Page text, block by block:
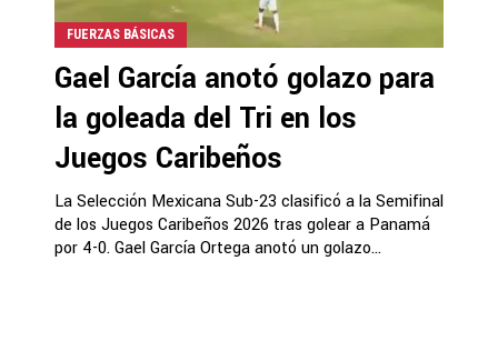
FUERZAS BÁSICAS
Gael García anotó golazo para
la goleada del Tri en los
Juegos Caribeños
La Selección Mexicana Sub-23 clasificó a la Semifinal
de los Juegos Caribeños 2026 tras golear a Panamá
por 4-0. Gael García Ortega anotó un golazo...